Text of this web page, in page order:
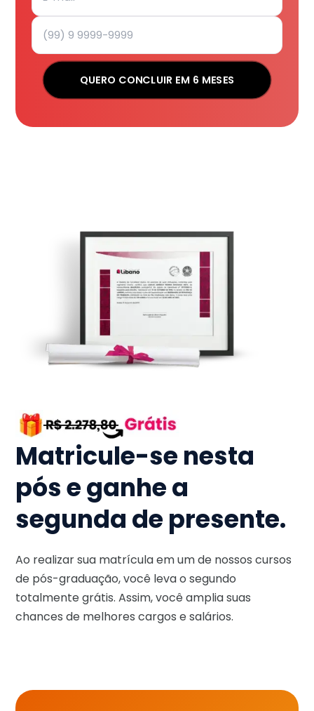
QUERO CONCLUIR EM 6 MESES
Matricule-se nesta
pós e ganhe a
segunda de presente.
Ao realizar sua matrícula em um de nossos cursos
de pós-graduação, você leva o segundo
totalmente grátis. Assim, você amplia suas
chances de melhores cargos e salários.